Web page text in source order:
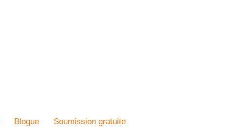
Blogue Soumission gratuite